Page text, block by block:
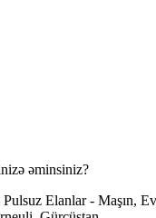
əminsiniz?
Elanlar - Maşın,